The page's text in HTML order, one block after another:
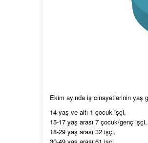
Ekim ayında iş cinayetlerinin yaş
14 yaş ve altı 1 çocuk işçi,
15-17 yaş arası 7 çocuk/genç işçi,
18-29 yaş arası 32 işçi,
30-49 yaş arası 61 işçi,